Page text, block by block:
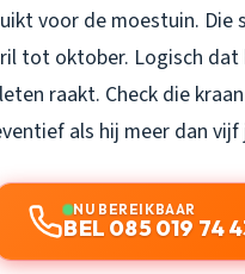
voor de moestuin. Die
tot oktober. Logisch
raakt. Check die
als hij meer dan vijf
NU BEREIKBAAR
BEL 085 019 74